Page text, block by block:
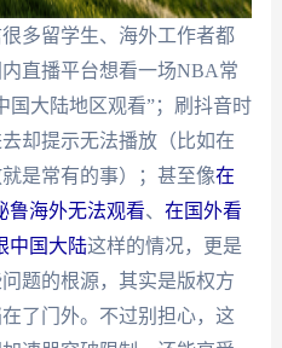
多留学生、海外工作者都
直播平台想看一场NBA常
国大陆地区观看”；刷抖音时
却提示无法播放（比如在
是常有的事）；甚至像在
鲁海外无法观看、 在国外看
中国大陆这样的情况，更是
题的根源，其实是版权方
了门外。不过别担心，这